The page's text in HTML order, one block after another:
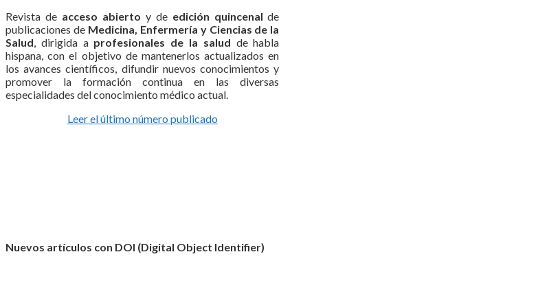
Revista de acceso abierto y de edición quincenal de
publicaciones de Medicina, Enfermería y Ciencias de la
Salud, dirigida a profesionales de la salud de habla
hispana, con el objetivo de mantenerlos actualizados en
los avances científicos, difundir nuevos conocimientos y
promover la formación continua en las diversas
especialidades del conocimiento médico actual.
Leer el último número publicado
Nuevos artículos con DOI (Digital Object Identifier)